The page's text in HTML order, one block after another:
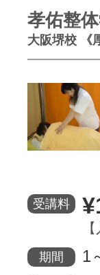
孝佑整
大阪堺校 《
受講料
期間 1